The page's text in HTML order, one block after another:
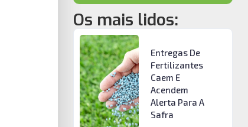
Os mais lidos:
Entregas De
Fertilizantes
Caem E
Acendem
Alerta Para A
Safra